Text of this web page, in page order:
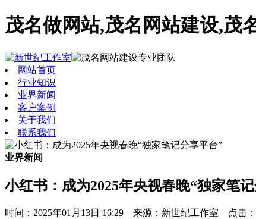
茂名做网站,茂名网站建设,茂
网站首页
行业知识
业界新闻
客户案例
关于我们
联系我们
业界新闻
小红书：成为2025年央视春晚“独家笔
时间：2025年01月13日 16:29 来源：新世纪工作室 点击：